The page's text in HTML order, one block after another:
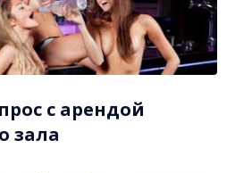
с арендой
зала